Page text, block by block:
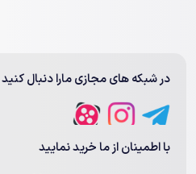
در شبکه های مجازی مارا دنبال کنید
با اطمینان از ما خرید نمایید